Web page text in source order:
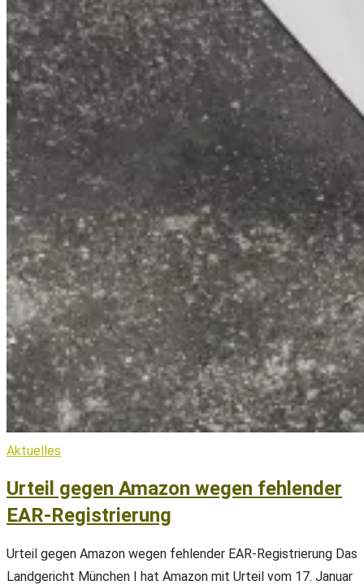
Aktuelles
Urteil gegen Amazon wegen fehlender
EAR-Registrierung
Urteil gegen Amazon wegen fehlender EAR-Registrierung Das
Landgericht München I hat Amazon mit Urteil vom 17. Januar